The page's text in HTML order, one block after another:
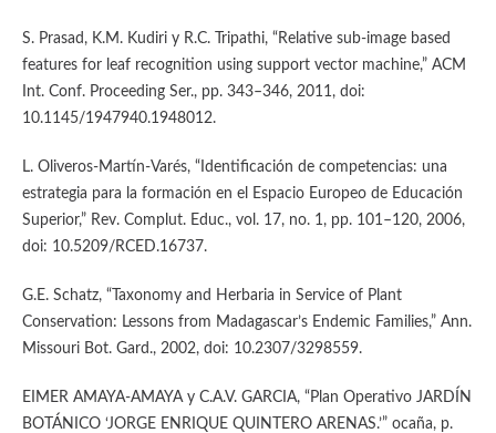
S. Prasad, K.M. Kudiri y R.C. Tripathi, “Relative sub-image based
features for leaf recognition using support vector machine,” ACM
Int. Conf. Proceeding Ser., pp. 343–346, 2011, doi:
10.1145/1947940.1948012.
L. Oliveros-Martín-Varés, “Identificación de competencias: una
estrategia para la formación en el Espacio Europeo de Educación
Superior,” Rev. Complut. Educ., vol. 17, no. 1, pp. 101–120, 2006,
doi: 10.5209/RCED.16737.
G.E. Schatz, “Taxonomy and Herbaria in Service of Plant
Conservation: Lessons from Madagascar’s Endemic Families,” Ann.
Missouri Bot. Gard., 2002, doi: 10.2307/3298559.
EIMER AMAYA-AMAYA y C.A.V. GARCIA, “Plan Operativo JARDÍN
BOTÁNICO ‘JORGE ENRIQUE QUINTERO ARENAS.’” ocaña, p.